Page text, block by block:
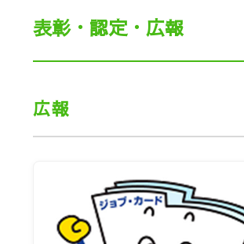
表彰・認定・広報
広報